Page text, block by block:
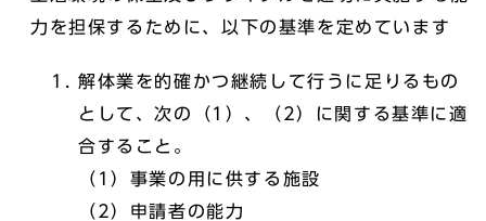
力を担保するために、以下の基準を定めています
解体業を的確かつ継続して行うに足りるもの
として、次の（1）、（2）に関する基準に適
合すること。
（1）事業の用に供する施設
（2）申請者の能力